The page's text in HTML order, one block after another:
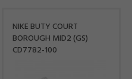
NIKE BUTY COURT
BOROUGH MID2 (GS)
CD7782-100